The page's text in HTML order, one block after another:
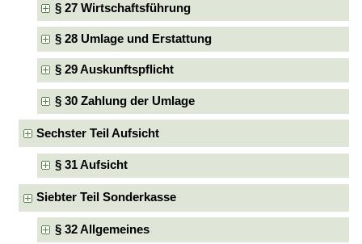
§ 27 Wirtschaftsführung
§ 28 Umlage und Erstattung
§ 29 Auskunftspflicht
§ 30 Zahlung der Umlage
Sechster Teil Aufsicht
§ 31 Aufsicht
Siebter Teil Sonderkasse
§ 32 Allgemeines